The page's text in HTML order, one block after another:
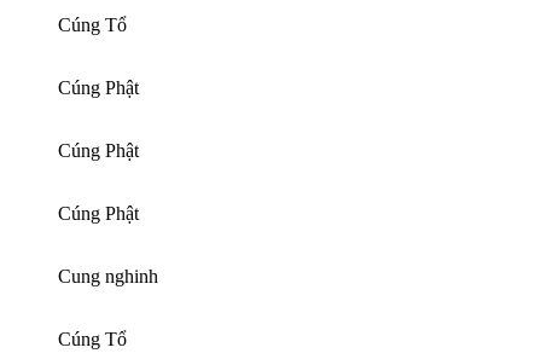
Cúng Tổ
Cúng Phật
Cúng Phật
Cúng Phật
Cung nghinh
Cúng Tổ